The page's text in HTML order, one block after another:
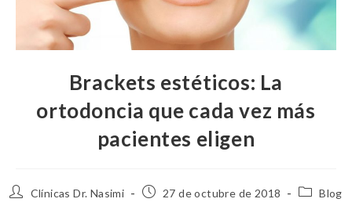
Brackets estéticos: La
ortodoncia que cada vez más
pacientes eligen
Clínicas Dr. Nasimi 27 de octubre de 2018 Blog